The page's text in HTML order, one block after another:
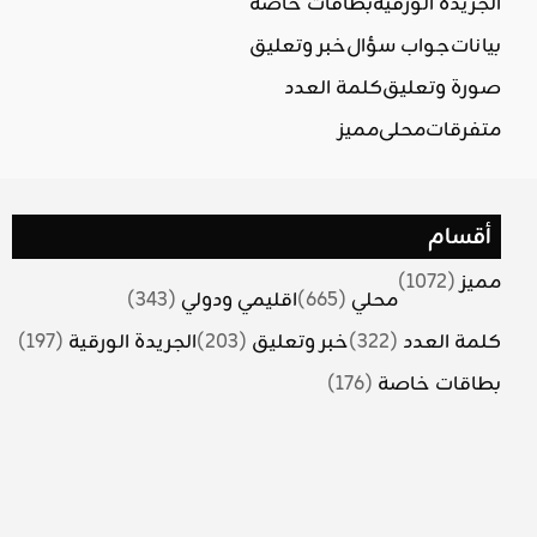
بياناتجواب سؤالخبر وتعليق
صورة وتعليقكلمة العدد
متفرقاتمحليمميز
أقسام
مميز(1072)
محلي (665) اقليمي ودولي (343)
كلمة العدد (322) خبر وتعليق (203) الجريدة الورقية (197)
بطاقات خاصة (176)